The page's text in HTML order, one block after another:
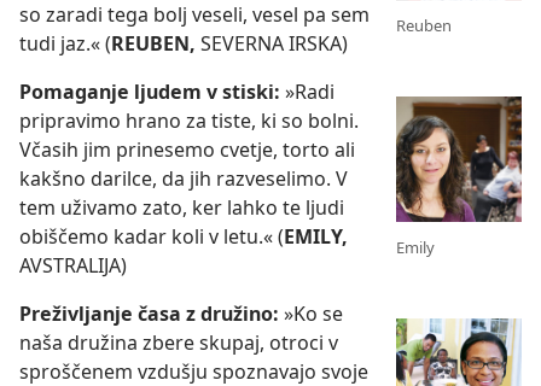
Reuben
so zaradi tega bolj veseli, vesel pa sem
tudi jaz.« (REUBEN, SEVERNA IRSKA)
Emily
Pomaganje ljudem v stiski: »Radi
pripravimo hrano za tiste, ki so bolni.
Včasih jim prinesemo cvetje, torto ali
kakšno darilce, da jih razveselimo. V
tem uživamo zato, ker lahko te ljudi
obiščemo kadar koli v letu.« (EMILY,
AVSTRALIJA)
Preživljanje časa z družino: »Ko se
naša družina zbere skupaj, otroci v
sproščenem vzdušju spoznavajo svoje